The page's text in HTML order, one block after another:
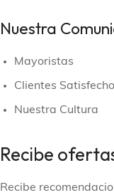
Nuestra
Mayoristas
Clientes
Nuestra Cultura
Recibe
Recibe